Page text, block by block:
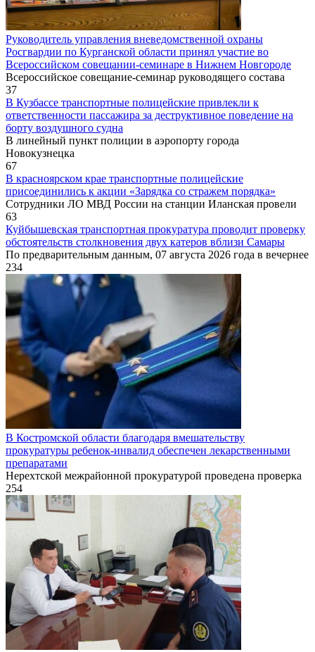
Руководитель управления вневедомственной охраны
Росгвардии по Курганской области принял участие во
Всероссийском совещании-семинаре в Нижнем Новгороде
Всероссийское совещание-семинар руководящего состава
37
В Кузбассе транспортные полицейские привлекли к
ответственности пассажира за деструктивное поведение на
борту воздушного судна
В линейный пункт полиции в аэропорту города
Новокузнецка
67
В красноярском крае транспортные полицейские
присоединились к акции «Зарядка со стражем порядка»
Сотрудники ЛО МВД России на станции Иланская провели
63
Куйбышевская транспортная прокуратура проводит проверку
обстоятельств столкновения двух катеров вблизи Самары
По предварительным данным, 07 августа 2026 года в вечернее
234
В Костромской области благодаря вмешательству
прокуратуры ребенок-инвалид обеспечен лекарственными
препаратами
Нерехтской межрайонной прокуратурой проведена проверка
254